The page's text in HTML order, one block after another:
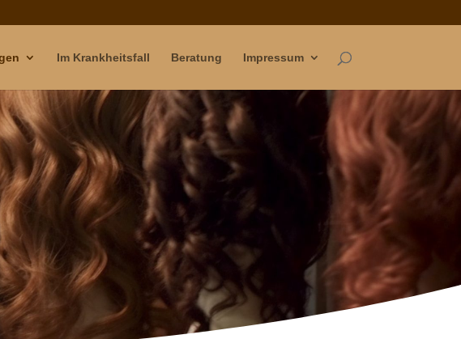
Im Krankheitsfall Beratung Impressum